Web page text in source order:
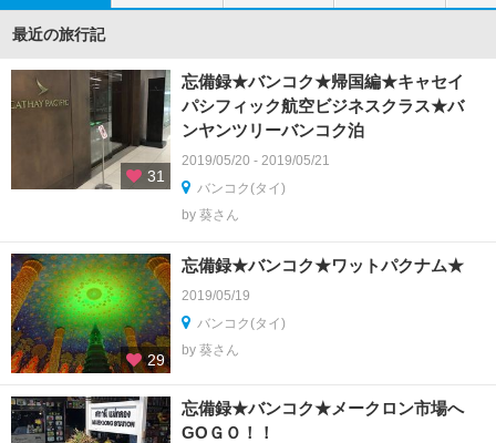
最近の旅行記
31
忘備録★バンコク★帰国編★キャセイ
パシフィック航空ビジネスクラス★バ
ンヤンツリーバンコク泊
2019/05/20 - 2019/05/21
バンコク(タイ)
by 葵さん
29
忘備録★バンコク★ワットパクナム★
2019/05/19
バンコク(タイ)
by 葵さん
忘備録★バンコク★メークロン市場へ
GOＧＯ！！